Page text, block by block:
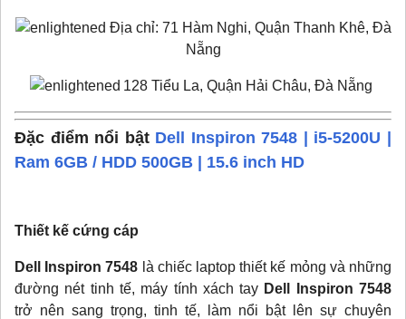
Địa chỉ: 71 Hàm Nghi, Quận Thanh Khê, Đà
Nẵng
128 Tiểu La, Quận Hải Châu, Đà Nẵng
Đặc điểm nổi bật Dell Inspiron 7548 | i5-5200U |
Ram 6GB / HDD 500GB | 15.6 inch HD
Thiết kế cứng cáp
Dell Inspiron 7548 là chiếc laptop thiết kế mỏng và những
đường nét tinh tế, máy tính xách tay Dell Inspiron 7548
trở nên sang trọng, tinh tế, làm nổi bật lên sự chuyên